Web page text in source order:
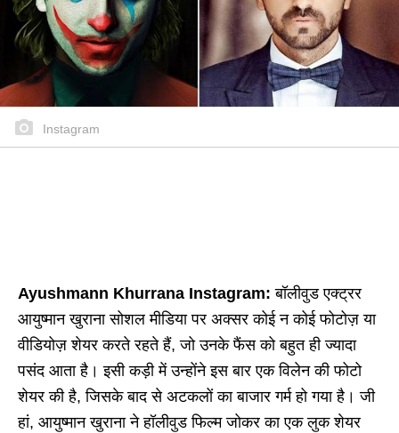
Instagram
Ayushmann Khurrana Instagram:बॉलीवुड एक्ट्रर
आयुष्मान खुराना सोशल मीडिया पर अक्सर कोई न कोई फोटोज़ या
वीडियोज़ शेयर करते रहते हैं, जो उनके फैंस को बहुत ही ज्यादा
पसंद आता है। इसी कड़ी में उन्होंने इस बार एक विलेन की फोटो
शेयर की है, जिसके बाद से अटकलों का बाजार गर्म हो गया है। जी
हां, आयुष्मान खुराना ने हॉलीवुड फिल्म जोकर का एक लुक शेयर